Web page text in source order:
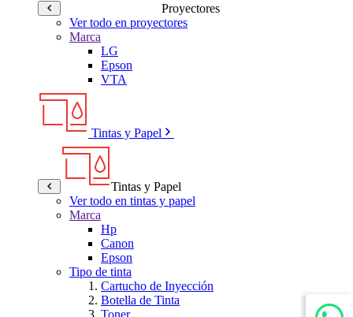
Proyectores
Ver todo en proyectores
Marca
LG
Epson
VTA
Tintas y Papel
Tintas y Papel
Ver todo en tintas y papel
Marca
Hp
Canon
Epson
Tipo de tinta
Cartucho de Inyección
Botella de Tinta
Toner